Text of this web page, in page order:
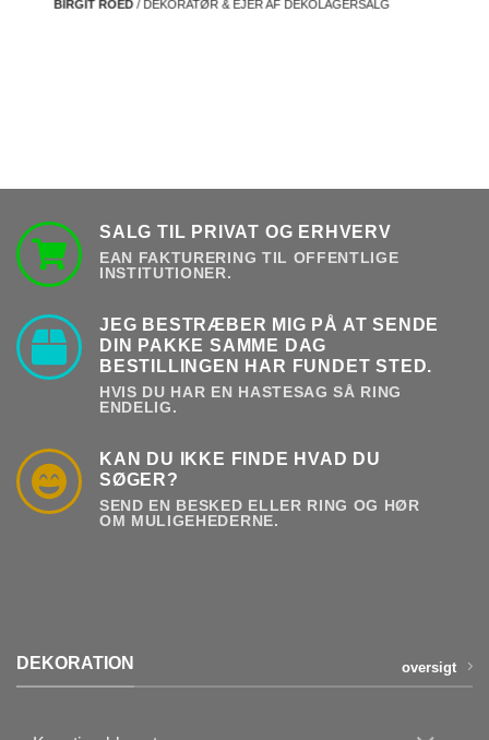
BIRGIT ROED/ DEKORATØR & EJER AF DEKOLAGERSALG
SALG TIL PRIVAT OG ERHVERV
EAN FAKTURERING TIL OFFENTLIGE
INSTITUTIONER.
JEG BESTRÆBER MIG PÅ AT SENDE
DIN PAKKE SAMME DAG
BESTILLINGEN HAR FUNDET STED.
HVIS DU HAR EN HASTESAG SÅ RING
ENDELIG.
KAN DU IKKE FINDE HVAD DU
SØGER?
SEND EN BESKED ELLER RING OG HØR
OM MULIGEHEDERNE.
DEKORATION oversigt